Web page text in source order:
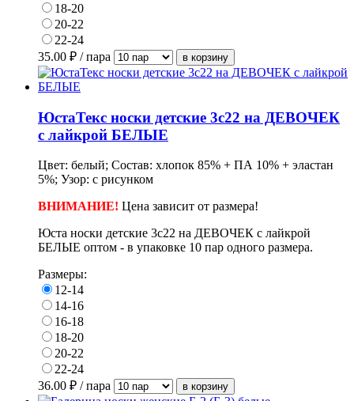
18-20
20-22
22-24
35.00 ₽ / пара
ЮстаТекс носки детские 3с22 на ДЕВОЧЕК
с лайкрой БЕЛЫЕ
Цвет: белый; Состав: хлопок 85% + ПА 10% + эластан
5%; Узор: с рисунком
ВНИМАНИЕ! Цена зависит от размера!
Юста носки детские 3с22 на ДЕВОЧЕК с лайкрой
БЕЛЫЕ оптом - в упаковке 10 пар одного размера.
Размеры:
12-14
14-16
16-18
18-20
20-22
22-24
36.00 ₽ / пара